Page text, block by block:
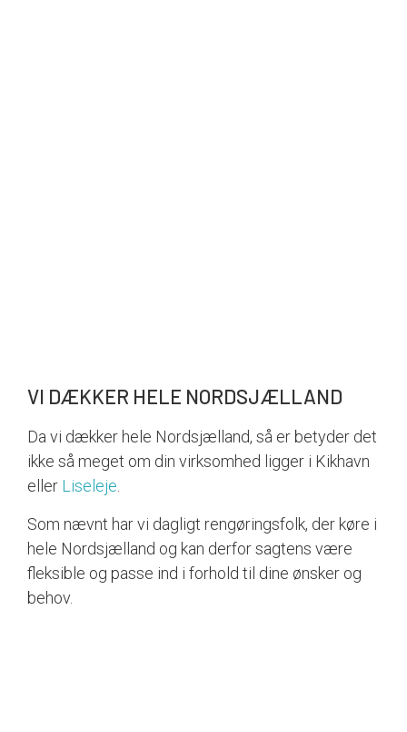
VI DÆKKER HELE NORDSJÆLLAND
Da vi dækker hele Nordsjælland, så er betyder det
ikke så meget om din virksomhed ligger i Kikhavn
eller Liseleje
Som nævnt har vi dagligt rengøringsfolk, der køre i
hele Nordsjælland og kan derfor sagtens være
fleksible og passe ind i forhold til dine ønsker og
behov.